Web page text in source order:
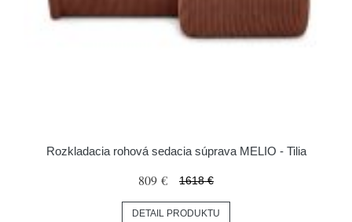
Rozkladacia rohová sedacia súprava MELIO - Tilia
809 € 1618 €
DETAIL PRODUKTU